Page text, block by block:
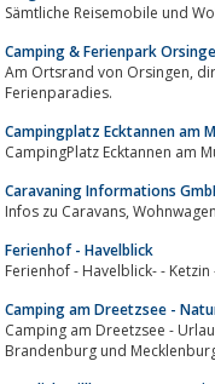
Sämtliche Reisemobile und
Camping & Ferienpark
Am Ortsrand von Orsingen, direkt am Wald und nur einen Katzensprung vom Bodensee entfernt, liegt unser kleines
Ferienparadies.
Campingplatz Ecktannen am
CampingPlatz Ecktannen am
Caravaning Informations
Ferienhof - Havelblick
Camping am Dreetzsee -
Camping am Dreetzsee - Urlaub, Campingplatz, Ferienhäuser, Stellplätze am See - Wanderungen mit Kanu /
Brandenburg und